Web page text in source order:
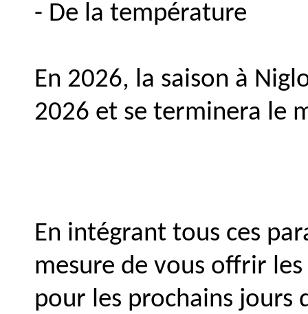
- De la température
En 2026, la saison à
2026 et se terminera le
En intégrant tous ces
mesure de vous offrir
pour les prochains jours